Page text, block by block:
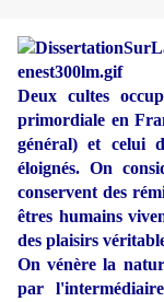
Deux cultes
primordiale en
général) et celui
éloignés. On
conservent des
êtres humains
des plaisirs
On vénère la
par